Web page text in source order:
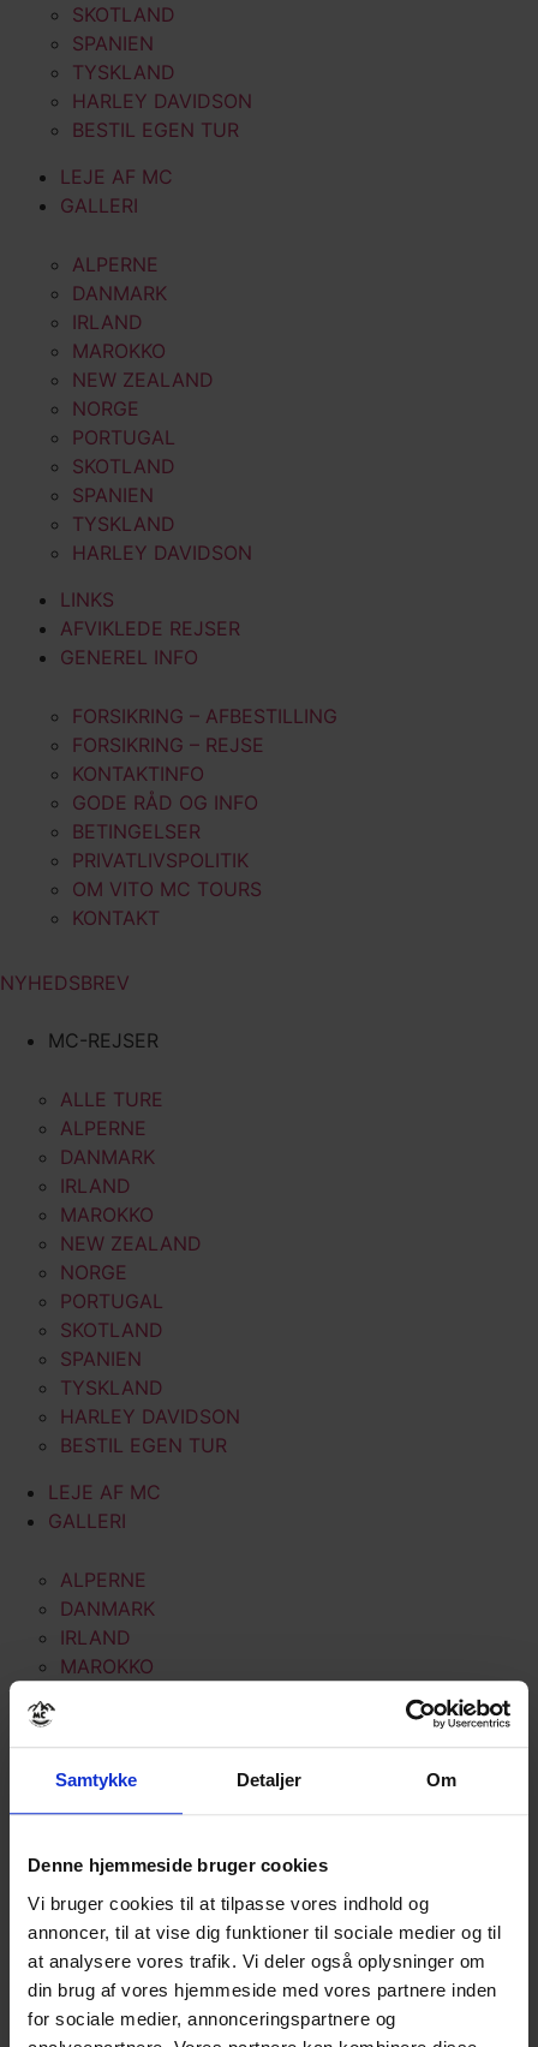
Samtykke Detaljer Om
Denne hjemmeside bruger cookies
Vi bruger cookies til at tilpasse vores indhold og
annoncer, til at vise dig funktioner til sociale medier og til
at analysere vores trafik. Vi deler også oplysninger om
din brug af vores hjemmeside med vores partnere inden
for sociale medier, annonceringspartnere og
SKOTLAND
SPANIEN
TYSKLAND
HARLEY DAVIDSON
BESTIL EGEN TUR
LEJE AF MC
GALLERI
ALPERNE
DANMARK
IRLAND
MAROKKO
NEW ZEALAND
NORGE
PORTUGAL
SKOTLAND
SPANIEN
TYSKLAND
HARLEY DAVIDSON
LINKS
AFVIKLEDE REJSER
GENEREL INFO
FORSIKRING – AFBESTILLING
FORSIKRING – REJSE
KONTAKTINFO
GODE RÅD OG INFO
BETINGELSER
PRIVATLIVSPOLITIK
OM VITO MC TOURS
KONTAKT
NYHEDSBREV
MC-REJSER
ALLE TURE
ALPERNE
DANMARK
IRLAND
MAROKKO
NEW ZEALAND
NORGE
PORTUGAL
SKOTLAND
SPANIEN
TYSKLAND
HARLEY DAVIDSON
BESTIL EGEN TUR
LEJE AF MC
GALLERI
ALPERNE
DANMARK
IRLAND
MAROKKO
PORTUGAL
SKOTLAND
SPANIEN
HARLEY DAVIDSON
LINKS
AFVIKLEDE REJSER
GENEREL INFO
FORSIKRING – AFBESTILLING